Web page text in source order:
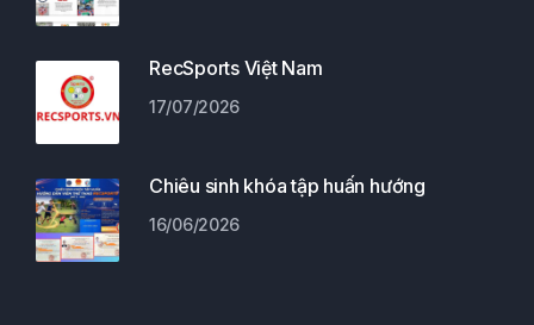
RecSports Việt Nam
17/07/2026
Chiêu sinh khóa tập huấn hướng
16/06/2026